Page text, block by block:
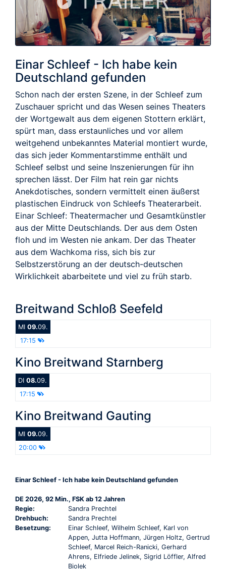
Einar Schleef - Ich habe kein
Deutschland gefunden
Schon nach der ersten Szene, in der Schleef zum
Zuschauer spricht und das Wesen seines Theaters
der Wortgewalt aus dem eigenen Stottern erklärt,
spürt man, dass erstaunliches und vor allem
weitgehend unbekanntes Material montiert wurde,
das sich jeder Kommentarstimme enthält und
Schleef selbst und seine Inszenierungen für ihn
sprechen lässt. Der Film hat rein gar nichts
Anekdotisches, sondern vermittelt einen äußerst
plastischen Eindruck von Schleefs Theaterarbeit.
Einar Schleef: Theatermacher und Gesamtkünstler
aus der Mitte Deutschlands. Der aus dem Osten
floh und im Westen nie ankam. Der das Theater
aus dem Wachkoma riss, sich bis zur
Selbstzerstörung an der deutsch-deutschen
Wirklichkeit abarbeitete und viel zu früh starb.
Breitwand Schloß Seefeld
MI 09.09.
17:15
Kino Breitwand Starnberg
DI 08.09.
17:15
Kino Breitwand Gauting
MI 09.09.
20:00
Einar Schleef - Ich habe kein Deutschland gefunden
DE 2026, 92 Min., FSK ab 12 Jahren
Regie:
Sandra Prechtel
Drehbuch:
Sandra Prechtel
Besetzung:
Einar Schleef, Wilhelm Schleef, Karl von
Appen, Jutta Hoffmann, Jürgen Holtz, Gertrud
Schleef, Marcel Reich-Ranicki, Gerhard
Ahrens, Elfriede Jelinek, Sigrid Löffler, Alfred
Biolek